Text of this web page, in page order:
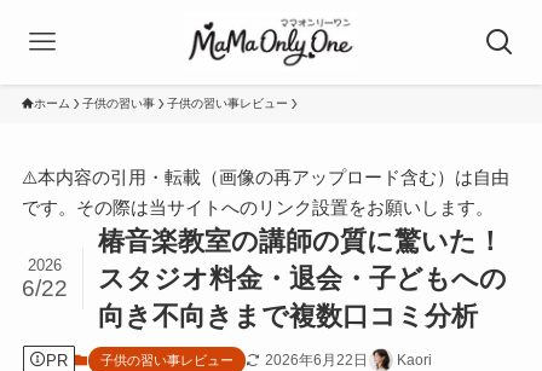
ホーム 子供の習い事 子供の習い事レビュー
⚠️本内容の引用・転載（画像の再アップロード含む）は自由
です。その際は当サイトへのリンク設置をお願いします。
椿音楽教室の講師の質に驚いた！
スタジオ料金・退会・子どもへの
向き不向きまで複数口コミ分析
2026
6/22
PR 子供の習い事レビュー 2026年6月22日 Kaori